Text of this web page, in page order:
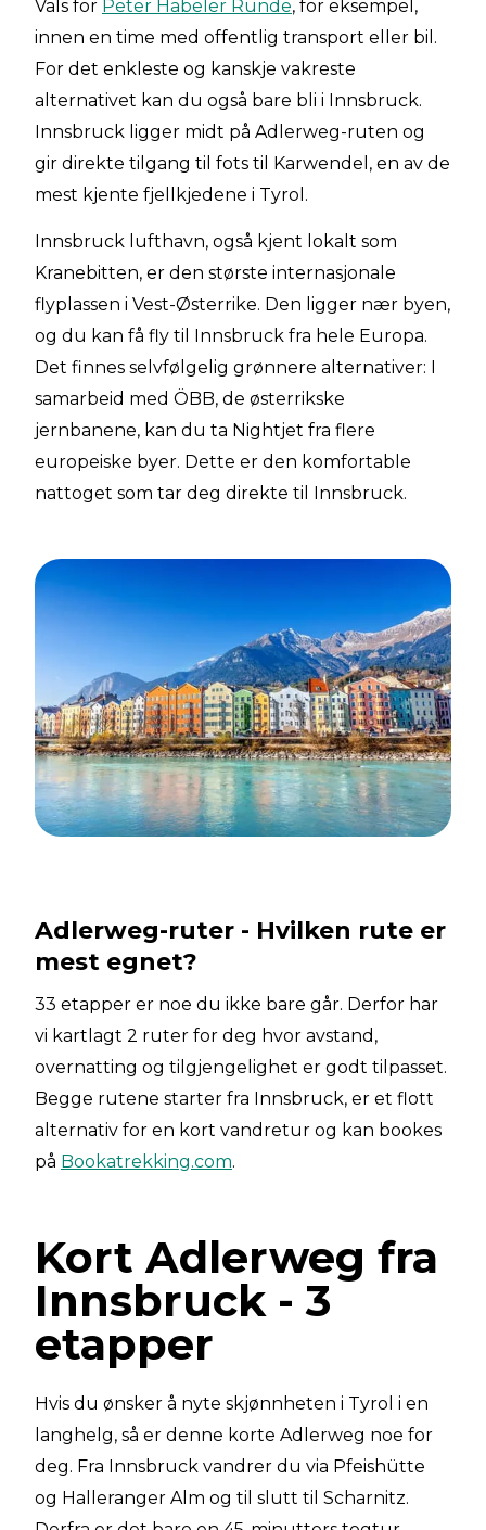
Vals for Peter Habeler Runde, for eksempel,
innen en time med offentlig transport eller bil.
For det enkleste og kanskje vakreste
alternativet kan du også bare bli i Innsbruck.
Innsbruck ligger midt på Adlerweg-ruten og
gir direkte tilgang til fots til Karwendel, en av de
mest kjente fjellkjedene i Tyrol.
Innsbruck lufthavn, også kjent lokalt som
Kranebitten, er den største internasjonale
flyplassen i Vest-Østerrike. Den ligger nær byen,
og du kan få fly til Innsbruck fra hele Europa.
Det finnes selvfølgelig grønnere alternativer: I
samarbeid med ÖBB, de østerrikske
jernbanene, kan du ta Nightjet fra flere
europeiske byer. Dette er den komfortable
nattoget som tar deg direkte til Innsbruck.
Adlerweg-ruter - Hvilken rute er
mest egnet?
33 etapper er noe du ikke bare går. Derfor har
vi kartlagt 2 ruter for deg hvor avstand,
overnatting og tilgjengelighet er godt tilpasset.
Begge rutene starter fra Innsbruck, er et flott
alternativ for en kort vandretur og kan bookes
på Bookatrekking.com.
Kort Adlerweg fra
Innsbruck - 3
etapper
Hvis du ønsker å nyte skjønnheten i Tyrol i en
langhelg, så er denne korte Adlerweg noe for
deg. Fra Innsbruck vandrer du via Pfeishütte
og Halleranger Alm og til slutt til Scharnitz.